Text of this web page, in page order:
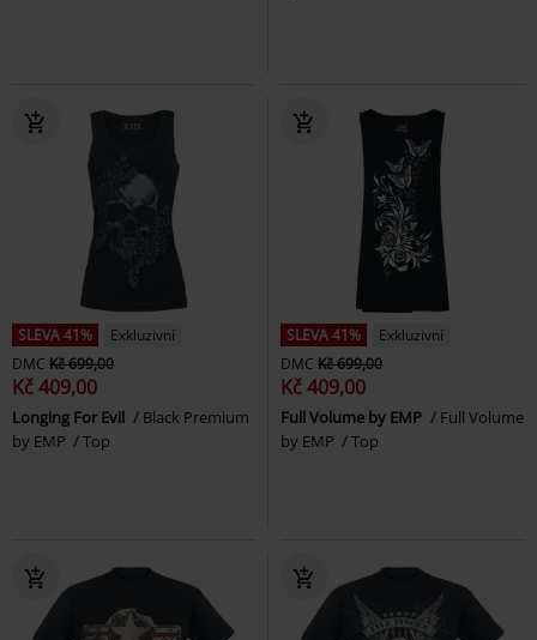
SLEVA 41%
Exkluzivní
DMC Kč 699,00
Kč 409,00
Longing For Evil
Black Premium
by EMP
Top
SLEVA 41%
Exkluzivní
DMC Kč 699,00
Kč 409,00
Full Volume by EMP
Full Volume
by EMP
Top